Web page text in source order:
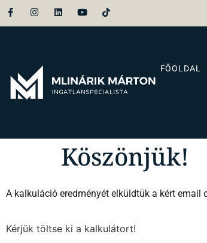
FŐOLDAL
Köszönjük!
A kalkuláció eredményét elküldtük a kért email
Kérjük töltse ki a kalkulátort!